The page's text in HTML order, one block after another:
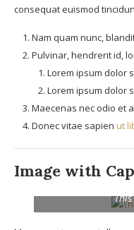
consequat euismod
Nam quam nunc,
Pulvinar, hendrerit id,
Lorem ipsum dolor
Lorem ipsum dolor
Maecenas nec odio et
Donec vitae sapien ut
Image with